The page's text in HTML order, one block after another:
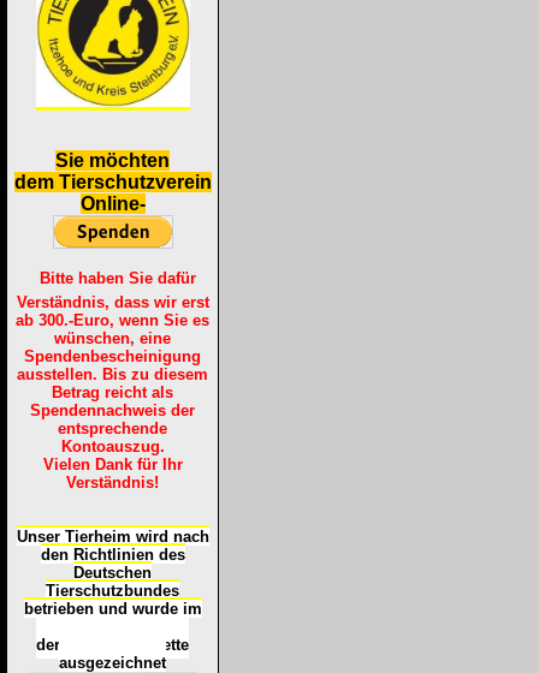
Sie möchten
dem Tierschutzverein
Online-
Bitte haben Sie dafür
Verständnis, dass wir erst
ab 300.-Euro, wenn Sie es
wünschen, eine
Spendenbescheinigung
ausstellen. Bis zu diesem
Betrag reicht als
Spendennachweis der
entsprechende
Kontoauszug.
Vielen Dank für Ihr
Verständnis!
Unser Tierheim wird nach
den Richtlinien des
Deutschen
Tierschutzbundes
betrieben und wurde im
der
Tierheimplakette
ausgezeichnet